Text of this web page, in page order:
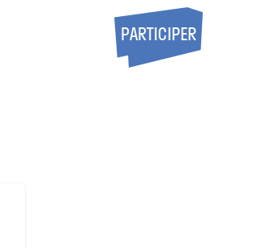
PARTICIPER